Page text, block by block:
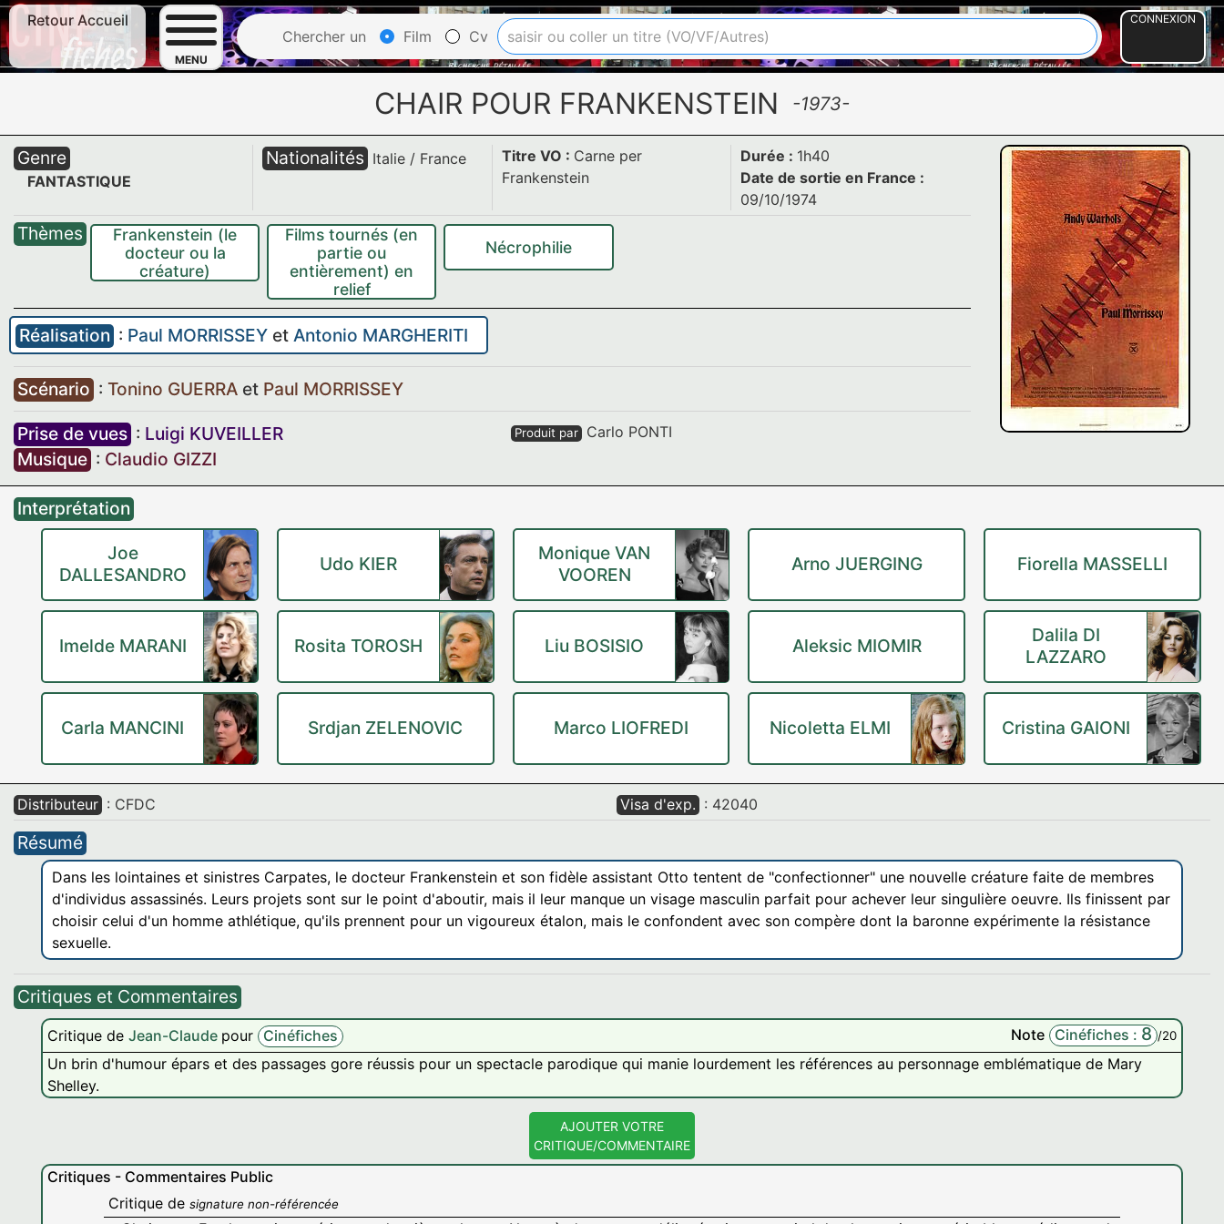
Retour Accueil
MENU
Chercher un Film Cv
CONNEXION
CHAIR POUR FRANKENSTEIN -1973-
Genre
FANTASTIQUE
Nationalités Italie/ France Titre VO : Carne per
Frankenstein
Durée : 1h40
Date de sortie en France :
09/10/1974
Thèmes
Frankenstein (le
docteur ou la
créature)
Films tournés (en
partie ou
entièrement) en
relief
Nécrophilie
Réalisation : Paul MORRISSEY et Antonio MARGHERITI
Scénario : Tonino GUERRA et Paul MORRISSEY
Prise de vues : Luigi KUVEILLER
Musique : Claudio GIZZI
Produit par Carlo PONTI
Interprétation
Joe
DALLESANDRO
Udo KIER
Monique VAN
VOOREN
Arno JUERGING Fiorella MASSELLI
Imelde MARANI Rosita TOROSH Liu BOSISIO Aleksic MIOMIR
Dalila DI
LAZZARO
Carla MANCINI Srdjan ZELENOVIC Marco LIOFREDI Nicoletta ELMI Cristina GAIONI
Distributeur : CFDC Visa d'exp. : 42040
Résumé
Dans les lointaines et sinistres Carpates, le docteur Frankenstein et son fidèle assistant Otto tentent de "confectionner" une nouvelle créature faite de membres
d'individus assassinés. Leurs projets sont sur le point d'aboutir, mais il leur manque un visage masculin parfait pour achever leur singulière oeuvre. Ils finissent par
choisir celui d'un homme athlétique, qu'ils prennent pour un vigoureux étalon, mais le confondent avec son compère dont la baronne expérimente la résistance
sexuelle.
Critiques et Commentaires
Critique de Jean-Claude pour Cinéfiches Note Cinéfiches : 8 /20
Un brin d'humour épars et des passages gore réussis pour un spectacle parodique qui manie lourdement les références au personnage emblématique de Mary
Shelley.
AJOUTER VOTRE
CRITIQUE/COMMENTAIRE
Critiques - Commentaires Public
Critique de signature non-référencée